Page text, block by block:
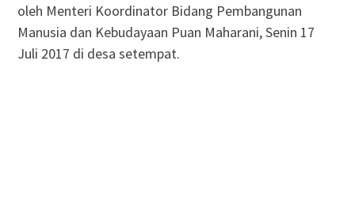
oleh Menteri Koordinator Bidang Pembangunan
Manusia dan Kebudayaan Puan Maharani, Senin 17
Juli 2017 di desa setempat.